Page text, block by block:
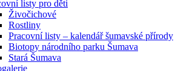
listy pro děti
Živočichové
Rostliny
Pracovní listy – kalendář šumavské přírody
Biotopy národního parku Šumava
Stará Šumava